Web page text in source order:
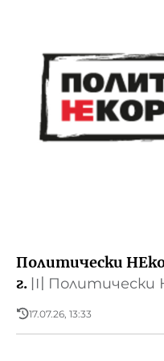
Политически
г. 〣 Политически
17.07.26, 13:33